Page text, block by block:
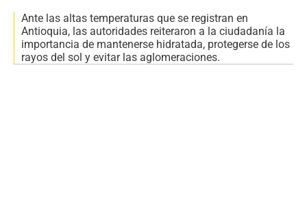
Ante las altas temperaturas que se registran en
Antioquia, las autoridades reiteraron a la ciudadanía la
importancia de mantenerse hidratada, protegerse de los
rayos del sol y evitar las aglomeraciones.